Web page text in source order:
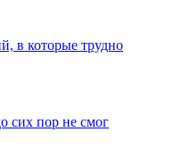
в которые трудно
сих пор не смог